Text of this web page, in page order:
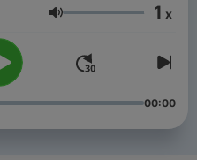
Volumen 1 x
00:00